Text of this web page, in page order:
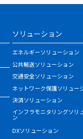
ソリューション
エネルギーソリューション
公共輸送ソリューション
交通安全ソリューション
ネットワーク保護ソリュー
決済ソリューション
インフラモニタリングソリ
ン
DXソリューション